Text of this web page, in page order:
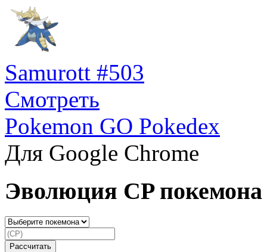
Samurott #503
Смотреть
Pokemon GO Pokedex
Для Google Chrome
Эволюция CP покемона